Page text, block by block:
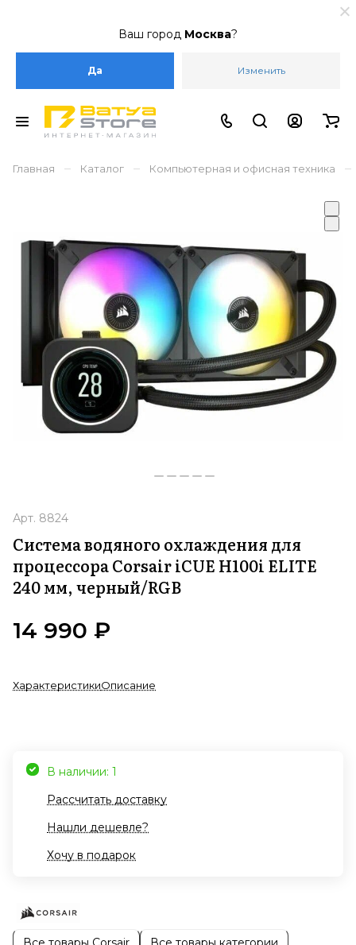
Ваш город Москва?
Да Изменить
Главная – Каталог – Компьютерная и офисная техника –
Арт. 8824
Система водяного охлаждения для
процессора Corsair iCUE H100i ELITE
240 мм, черный/RGB
14 990 ₽
ХарактеристикиОписание
В наличии: 1
Рассчитать доставку
Нашли дешевле?
Хочу в подарок